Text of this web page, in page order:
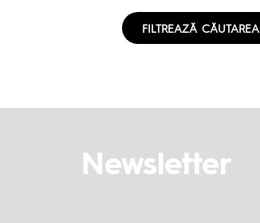
FILTREAZĂ CĂUTAREA
Newsletter